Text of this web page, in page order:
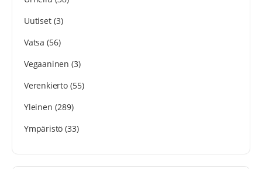
Uutiset(3)
Vatsa (56)
Vegaaninen (3)
Verenkierto(55)
Yleinen (289)
Ympäristö (33)